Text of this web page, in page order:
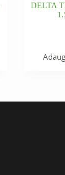
DELTA